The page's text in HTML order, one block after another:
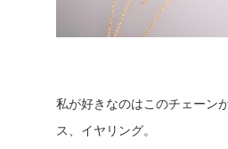
私が好きなのはこのチェーン
ス、イヤリング。